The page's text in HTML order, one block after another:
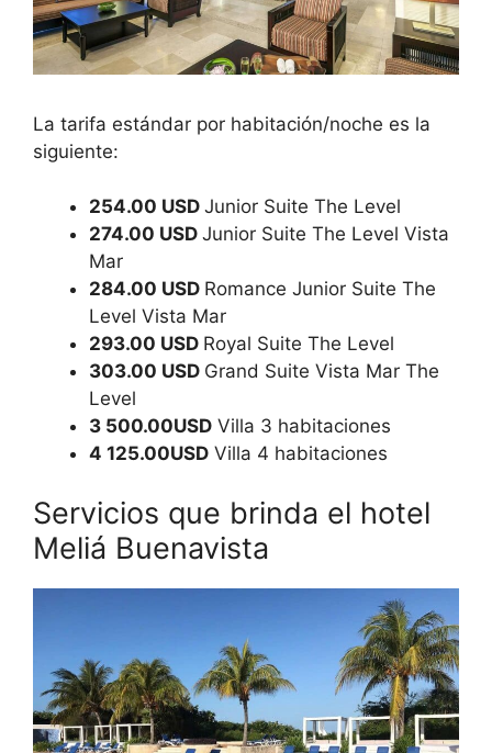
La tarifa estándar por habitación/noche es la
siguiente:
254.00 USD Junior Suite The Level
274.00 USD Junior Suite The Level Vista
Mar
284.00 USD Romance Junior Suite The
Level Vista Mar
293.00 USD Royal Suite The Level
303.00 USD Grand Suite Vista Mar The
Level
3 500.00USD Villa 3 habitaciones
4 125.00USD Villa 4 habitaciones
Servicios que brinda el hotel
Meliá Buenavista